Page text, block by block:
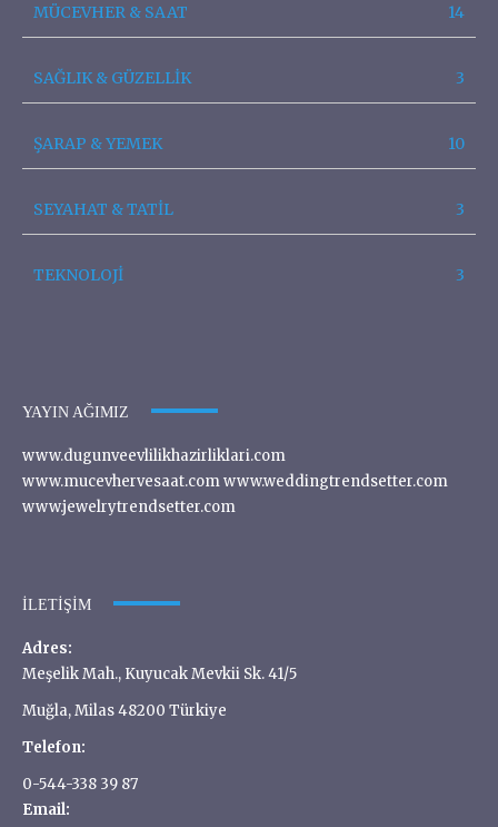
MÜCEVHER & SAAT 14
SAĞLIK & GÜZELLİK 3
ŞARAP & YEMEK 10
SEYAHAT & TATİL 3
TEKNOLOJİ 3
YAYIN AĞIMIZ
www.dugunveevlilikhazirliklari.com
www.mucevhervesaat.com www.weddingtrendsetter.com
www.jewelrytrendsetter.com
İLETIŞIM
Adres:
Meşelik Mah., Kuyucak Mevkii Sk. 41/5
Muğla, Milas 48200 Türkiye
Telefon:
0-544-338 39 87
Email: